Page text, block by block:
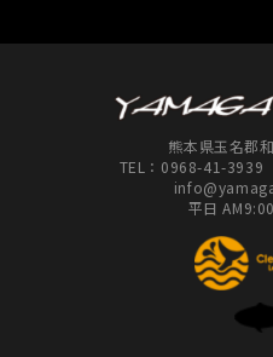
熊本県玉名郡
TEL： 0968-41-3939
平日